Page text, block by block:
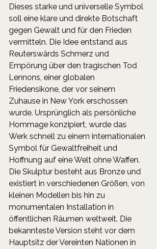
Dieses starke und universelle Symbol
soll eine klare und direkte Botschaft
gegen Gewalt und für den Frieden
vermitteln. Die Idee entstand aus
Reuterswärds Schmerz und
Empörung über den tragischen Tod
Lennons, einer globalen
Friedensikone, der vor seinem
Zuhause in New York erschossen
wurde. Ursprünglich als persönliche
Hommage konzipiert, wurde das
Werk schnell zu einem internationalen
Symbol für Gewaltfreiheit und
Hoffnung auf eine Welt ohne Waffen.
Die Skulptur besteht aus Bronze und
existiert in verschiedenen Größen, von
kleinen Modellen bis hin zu
monumentalen Installation in
öffentlichen Räumen weltweit. Die
bekannteste Version steht vor dem
Hauptsitz der Vereinten Nationen in